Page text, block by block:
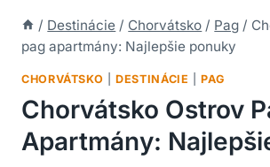
/ Destinácie / Chorvátsko / Pag /
pag apartmány: Najlepšie ponuky
CHORVÁTSKO |DESTINÁCIE |PAG
Chorvátsko Ostrov
Apartmány: